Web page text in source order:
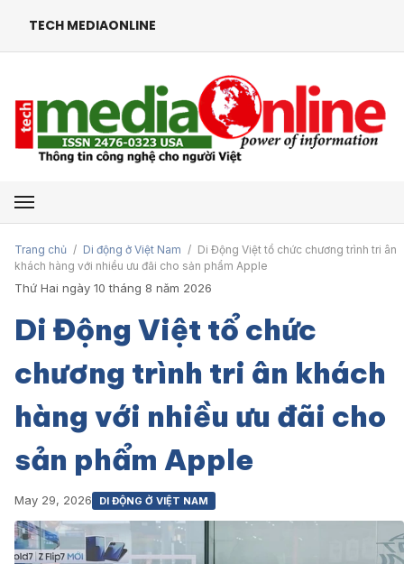
TECH MEDIAONLINE
Mở menu
Trang chủ / Di động ở Việt Nam / Di Động Việt tổ chức chương trình tri ân
khách hàng với nhiều ưu đãi cho sản phẩm Apple
Thứ Hai ngày 10 tháng 8 năm 2026
Di Động Việt tổ chức
chương trình tri ân khách
hàng với nhiều ưu đãi cho
sản phẩm Apple
May 29, 2026 DI ĐỘNG Ở VIỆT NAM